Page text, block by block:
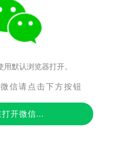
用默认浏览器打开。
信请点击下方按钮
打开微信...